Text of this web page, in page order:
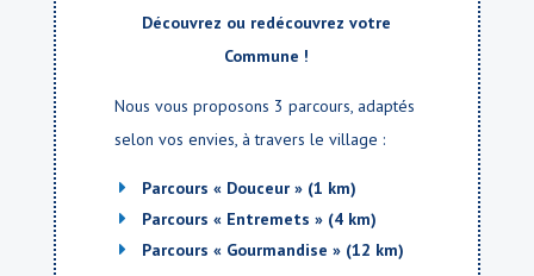
Découvrez ou redécouvrez votre
Commune !
Nous vous proposons 3 parcours, adaptés
selon vos envies, à travers le village :
Parcours « Douceur » (1 km)
Parcours « Entremets » (4 km)
Parcours « Gourmandise » (12 km)